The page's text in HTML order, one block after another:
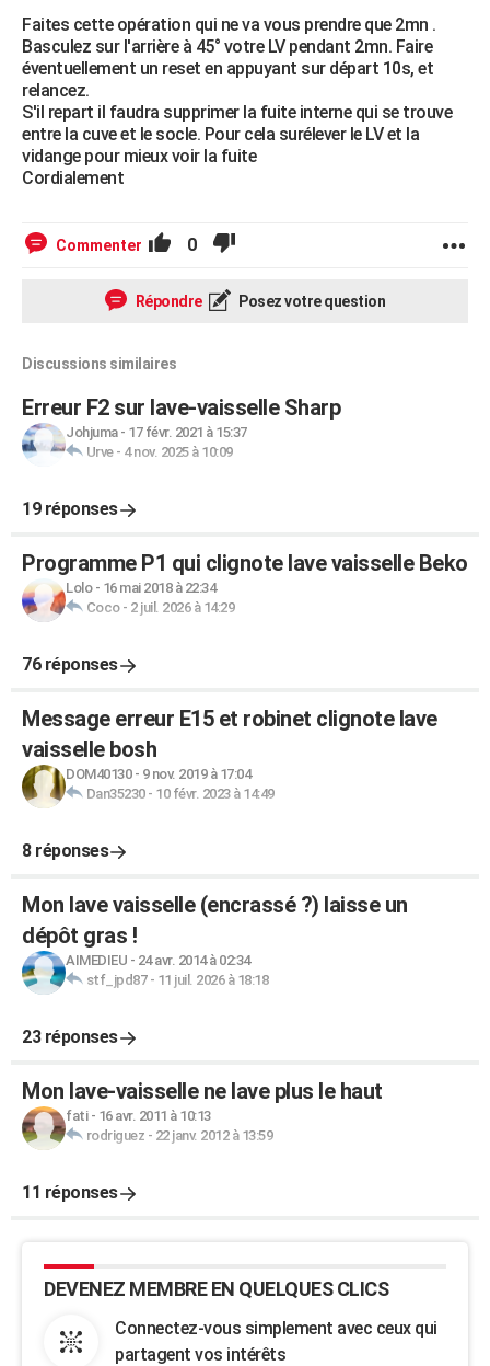
Bricolage
Lifestyle
Culture
Sport
Auto
Television
Voyage
Cinema
Faites cette opération qui ne va vous prendre que 2mn .
Basculez sur l'arrière à 45° votre LV pendant 2mn. Faire
éventuellement un reset en appuyant sur départ 10s, et
relancez.
S'il repart il faudra supprimer la fuite interne qui se trouve
entre la cuve et le socle. Pour cela surélever le LV et la
vidange pour mieux voir la fuite
Cordialement
Commenter 0
Répondre Posez votre question
Discussions similaires
Erreur F2 sur lave-vaisselle Sharp
Johjuma- 17 févr. 2021 à 15:37
Urve- 4 nov. 2025 à 10:09
19 réponses
Programme P1 qui clignote lave vaisselle Beko
Lolo- 16 mai 2018 à 22:34
Coco- 2 juil. 2026 à 14:29
76 réponses
Message erreur E15 et robinet clignote lave
vaisselle bosh
DOM40130- 9 nov. 2019 à 17:04
Dan35230- 10 févr. 2023 à 14:49
8 réponses
Mon lave vaisselle (encrassé ?) laisse un
dépôt gras !
AIMEDIEU - 24 avr. 2014 à 02:34
stf_jpd87- 11 juil. 2026 à 18:18
23 réponses
Mon lave-vaisselle ne lave plus le haut
fati- 16 avr. 2011 à 10:13
rodriguez - 22 janv. 2012 à 13:59
11 réponses
DEVENEZ MEMBRE EN QUELQUES CLICS
Connectez-vous simplement avec ceux qui
partagent vos intérêts